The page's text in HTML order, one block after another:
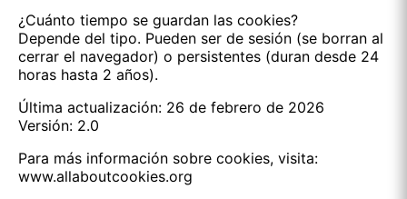
¿Cuánto tiempo se guardan las cookies?
Depende del tipo. Pueden ser de sesión (se borran al
cerrar el navegador) o persistentes (duran desde 24
horas hasta 2 años).
Última actualización: 26 de febrero de 2026
Versión: 2.0
Para más información sobre cookies, visita:
www.allaboutcookies.org